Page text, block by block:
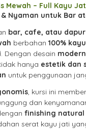
Mewah – Full Kayu
Nyaman untuk Bar
bar, cafe, atau dapur
berbahan 100%
. Dengan desain
hanya estetik dan
untuk penggunaan
, kursi ini
dan
finishing natural
serat kayu jati